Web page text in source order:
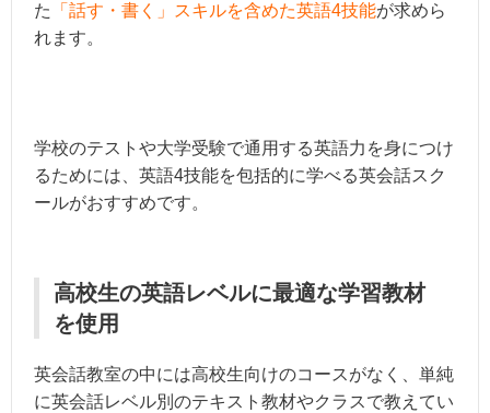
た
「話す・書く」スキルを含めた英語4技能が求めら
れます。
学校のテストや大学受験で通用する英語力を身につけ
るためには、英語4技能を包括的に学べる英会話スク
ールがおすすめです。
高校生の英語レベルに最適な学習教材
を使用
英会話教室の中には高校生向けのコースがなく、単純
に英会話レベル別のテキスト教材やクラスで教えてい